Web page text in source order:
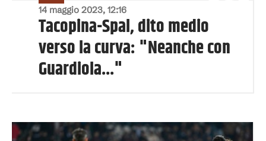
14 maggio 2023, 12:16
Tacopina-Spal, dito medio
verso la curva: "Neanche con
Guardiola..."